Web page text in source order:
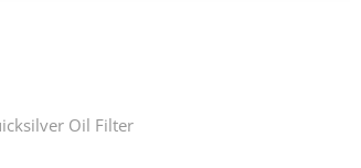
Oil Filter